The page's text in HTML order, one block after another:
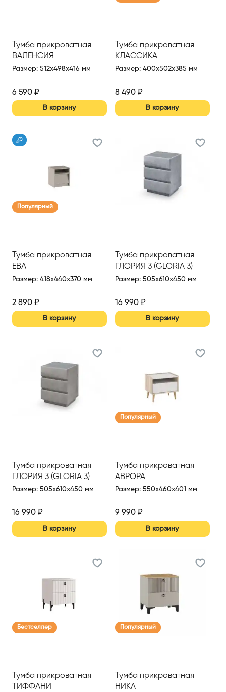
Тумба прикроватная
ВАЛЕНСИЯ
Размер: 512x498x416 мм
6 590 ₽
В корзину
Тумба прикроватная
КЛАССИКА
Размер: 400x502x385 мм
8 490₽
В корзину
Популярный
Тумба прикроватная
ЕВА
Размер: 418x440x370 мм
2 890 ₽
В корзину
Тумба прикроватная
ГЛОРИЯ 3 (GLORIA 3)
Размер: 505x610x450 мм
16 990₽
В корзину
Тумба прикроватная
ГЛОРИЯ 3 (GLORIA 3)
Размер: 505x610x450 мм
16 990 ₽
В корзину
Популярный
Тумба прикроватная
АВРОРА
Размер: 550x460x401 мм
9 990₽
В корзину
Бестселлер
Тумба прикроватная
ТИФФАНИ
Популярный
Тумба прикроватная
НИКА